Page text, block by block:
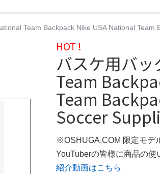
Team Backpack Nike USA National
HOT !
バスケ用バ
Team
Team
Soccer
※OSHUGA.COM 限定モデ
YouTuberの皆様に商品の
紹介動画はこちら